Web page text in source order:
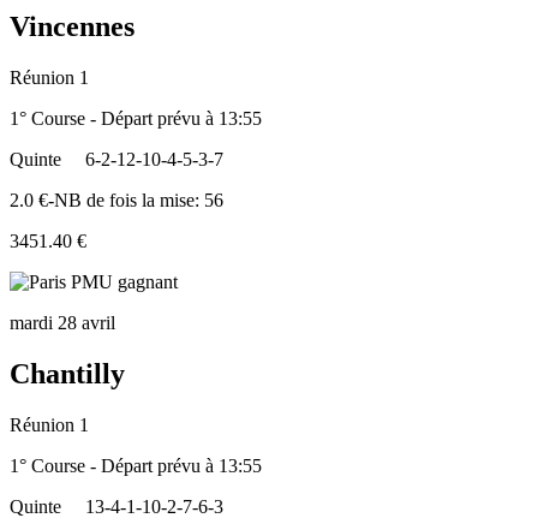
Vincennes
Réunion 1
1° Course - Départ prévu à 13:55
Quinte
6-2-12-10-4-5-3-7
2.0 €-NB de fois la mise: 56
3451.40 €
mardi 28 avril
Chantilly
Réunion 1
1° Course - Départ prévu à 13:55
Quinte
13-4-1-10-2-7-6-3